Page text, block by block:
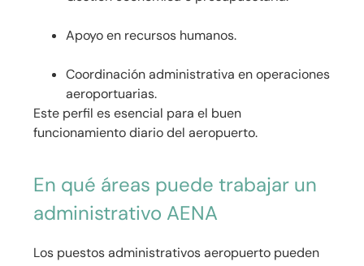
Apoyo en recursos humanos.
Coordinación administrativa en operaciones
aeroportuarias.
Este perfil es esencial para el buen
funcionamiento diario del aeropuerto.
En qué áreas puede trabajar un
administrativo AENA
Los puestos administrativos aeropuerto pueden